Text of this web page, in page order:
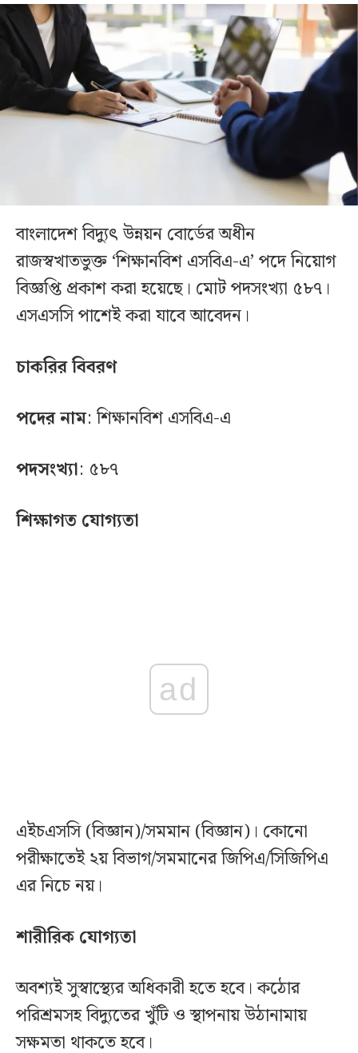
বাংলাদেশ বিদ্যুৎ উন্নয়ন বোর্ডের অধীন
রাজস্বখাতভুক্ত ‘শিক্ষানবিশ এসবিএ-এ’ পদে নিয়োগ
বিজ্ঞপ্তি প্রকাশ করা হয়েছে। মোট পদসংখ্যা ৫৮৭।
এসএসসি পাশেই করা যাবে আবেদন।
চাকরির বিবরণ
পদের নাম: শিক্ষানবিশ এসবিএ-এ
পদসংখ্যা: ৫৮৭
শিক্ষাগত যোগ্যতা
ad
এইচএসসি (বিজ্ঞান)/সমমান (বিজ্ঞান)। কোনো
পরীক্ষাতেই ২য় বিভাগ/সমমানের জিপিএ/সিজিপিএ
এর নিচে নয়।
শারীরিক যোগ্যতা
অবশ্যই সুস্বাস্থ্যের অধিকারী হতে হবে। কঠোর
পরিশ্রমসহ বিদ্যুতের খুঁটি ও স্থাপনায় উঠানামায়
সক্ষমতা থাকতে হবে।